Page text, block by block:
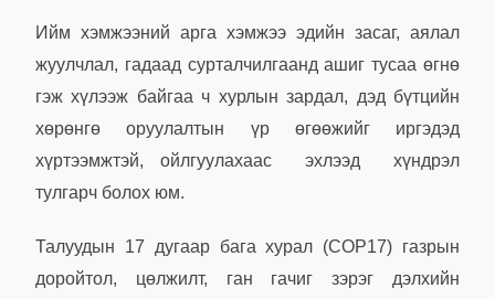
Ийм хэмжээний арга хэмжээ эдийн засаг, аялал
жуулчлал, гадаад сурталчилгаанд ашиг тусаа өгнө
гэж хүлээж байгаа ч хурлын зардал, дэд бүтцийн
хөрөнгө оруулалтын үр өгөөжийг иргэдэд
хүртээмжтэй, ойлгуулахаас эхлээд хүндрэл
тулгарч болох юм.
Талуудын 17 дугаар бага хурал (COP17) газрын
доройтол, цөлжилт, ган гачиг зэрэг дэлхийн